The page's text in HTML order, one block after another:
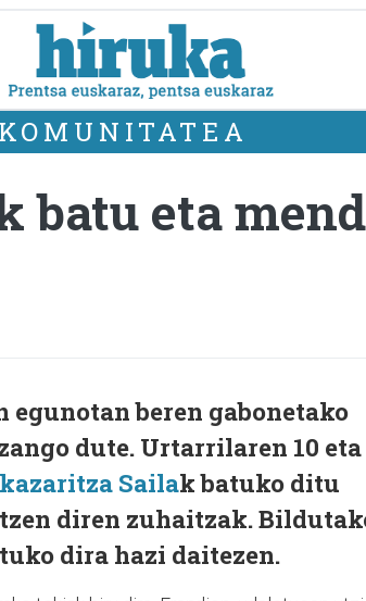
KOMUNITATEA
batu eta
egunotan beren gabonetako
dute. Urtarrilaren 10 eta
Sailak batuko ditu
diren zuhaitzak.
dira hazi daitezen.